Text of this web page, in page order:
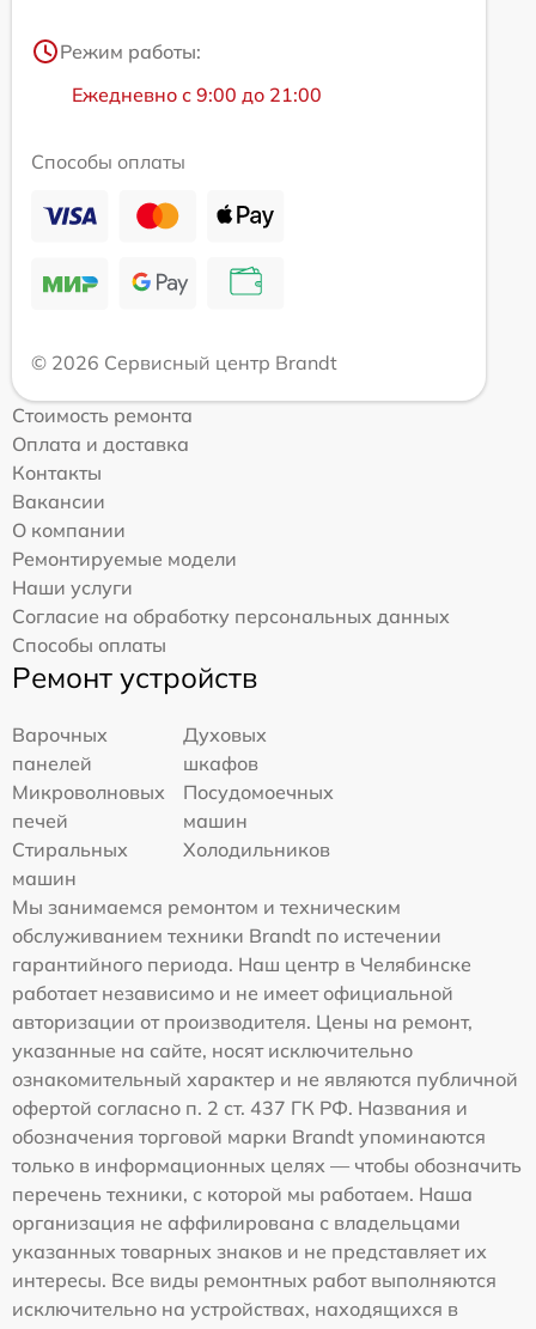
Режим работы:
Ежедневно с 9:00 до 21:00
Способы оплаты
© 2026 Сервисный центр Brandt
Стоимость ремонта
Оплата и доставка
Контакты
Вакансии
О компании
Ремонтируемые модели
Наши услуги
Согласие на обработку персональных данных
Способы оплаты
Ремонт устройств
Варочных
панелей
Духовых
шкафов
Микроволновых
печей
Посудомоечных
машин
Стиральных
машин
Холодильников
Мы занимаемся ремонтом и техническим
обслуживанием техники Brandt по истечении
гарантийного периода. Наш центр в Челябинске
работает независимо и не имеет официальной
авторизации от производителя. Цены на ремонт,
указанные на сайте, носят исключительно
ознакомительный характер и не являются публичной
офертой согласно п. 2 ст. 437 ГК РФ. Названия и
обозначения торговой марки Brandt упоминаются
только в информационных целях — чтобы обозначить
перечень техники, с которой мы работаем. Наша
организация не аффилирована с владельцами
указанных товарных знаков и не представляет их
интересы. Все виды ремонтных работ выполняются
исключительно на устройствах, находящихся в